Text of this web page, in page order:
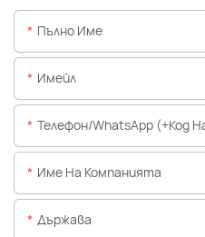
Пълно Име
Имейл
Телефон/WhatsApp (+Код
Име На Компанията
Държава